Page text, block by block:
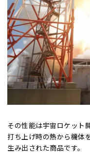
その性能は宇宙ロケット
打ち上げ時の熱から機体
生み出された商品です。